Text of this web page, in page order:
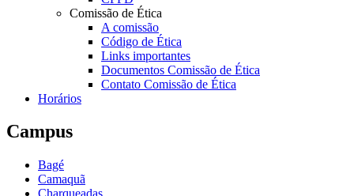
Comissão de Ética
A comissão
Código de Ética
Links importantes
Documentos Comissão de Ética
Contato Comissão de Ética
Horários
Campus
Bagé
Camaquã